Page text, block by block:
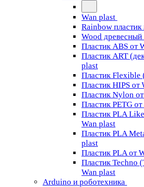
Wan plast
Rainbow
Wood древесный
Пластик ABS от
Пластик ART
plast
Пластик Flexible
Пластик HIPS от
Пластик Nylon
Пластик PETG
Пластик PLA
Wan plast
Пластик PLA
plast
Пластик PLA от
Пластик Techno
Wan plast
Arduino и роботехника